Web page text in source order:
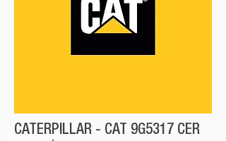
CATERPILLAR - CAT 9G5317 CER